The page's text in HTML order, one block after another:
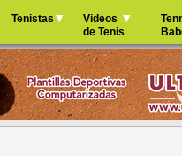
Tenistas
Videos
de Tenis